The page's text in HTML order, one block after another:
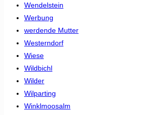
Wendelstein
Werbung
werdende Mutter
Westerndorf
Wiese
Wildbichl
Wilder
Wilparting
Winklmoosalm